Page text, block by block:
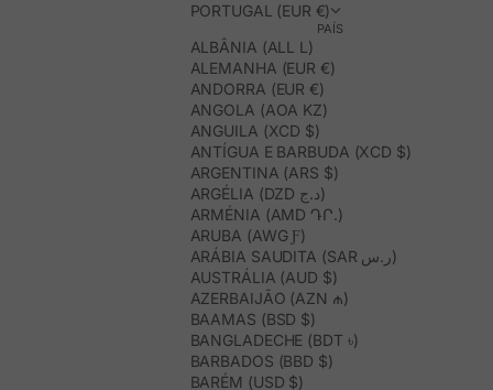
PORTUGAL (EUR €)
PAÍS
ALBÂNIA (ALL L)
ALEMANHA (EUR €)
ANDORRA (EUR €)
ANGOLA (AOA KZ)
ANGUILA (XCD $)
ANTÍGUA E BARBUDA (XCD $)
ARGENTINA (ARS $)
ARGÉLIA (DZD د.ج)
ARMÉNIA (AMD ԴՐ.)
ARUBA (AWG Ƒ)
ARÁBIA SAUDITA (SAR ر.س)
AUSTRÁLIA (AUD $)
AZERBAIJÃO (AZN ₼)
BAAMAS (BSD $)
BANGLADECHE (BDT ৳)
BARBADOS (BBD $)
BARÉM (USD $)